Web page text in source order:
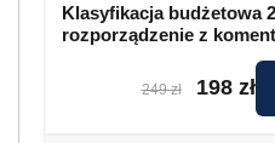
Klasyfikacja budżetowa
rozporządzenie z
249 zł 198 zł